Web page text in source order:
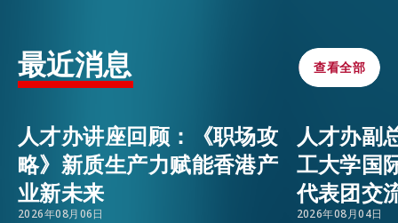
在港营商
活动情报
最新消息
WHATSAPP
EMAIL
最近消息 查看全部
查看全部
人才办讲座回顾：《职场攻
略》新质生产力赋能香港产
业新未来
2026年08月06日
人才办副
工大学国
代表团交
2026年08月04日